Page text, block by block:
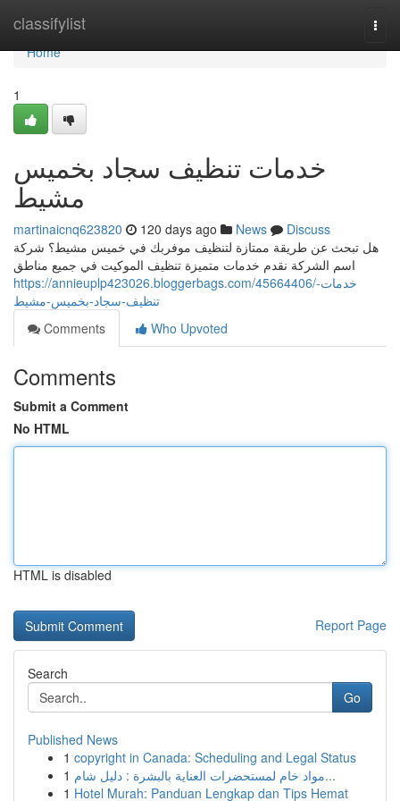
classifylist
Home
Home
1
خدمات تنظيف سجاد بخميس
مشيط
martinaicnq623820 120 days ago News
Discuss
هل تبحث عن طريقة ممتازة لتنظيف موفربك في خميس مشيط؟ شركة
اسم الشركة نقدم خدمات متميزة تنظيف الموكيت في جميع مناطق
https://annieuplp423026.bloggerbags.com/45664406/خدمات-
تنظيف-سجاد-بخميس-مشيط
Comments
Who Upvoted
Comments
Submit a Comment
No HTML
HTML is disabled
Report Page
Search
Go
Published News
1 copyright in Canada: Scheduling and Legal Status
1
مواد خام لمستحضرات العناية بالبشرة : دليل شام...
1 Hotel Murah: Panduan Lengkap dan Tips Hemat